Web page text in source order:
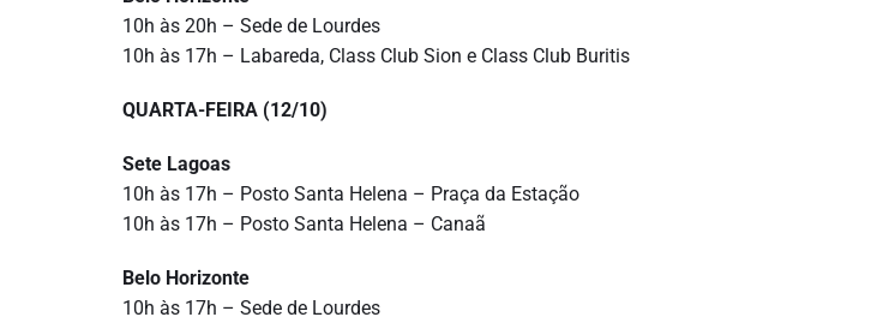
10h às 20h – Sede de Lourdes
10h às 17h – Labareda, Class Club Sion e Class Club Buritis
QUARTA-FEIRA (12/10)
Sete Lagoas
10h às 17h – Posto Santa Helena – Praça da Estação
10h às 17h – Posto Santa Helena – Canaã
Belo Horizonte
10h às 17h – Sede de Lourdes